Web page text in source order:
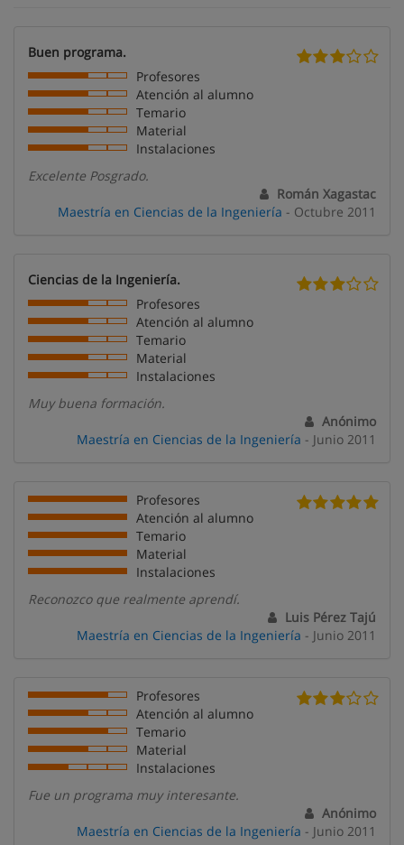
Buen programa.
Profesores
Atención al alumno
Temario
Material
Instalaciones
Excelente Posgrado.
Román Xagastac
Maestría en Ciencias de la Ingeniería - Octubre 2011
Ciencias de la Ingeniería.
Profesores
Atención al alumno
Temario
Material
Instalaciones
Muy buena formación.
Anónimo
Maestría en Ciencias de la Ingeniería - Junio 2011
Profesores
Atención al alumno
Temario
Material
Instalaciones
Reconozco que realmente aprendí.
Luis Pérez Tajú
Maestría en Ciencias de la Ingeniería - Junio 2011
Profesores
Atención al alumno
Temario
Material
Instalaciones
Fue un programa muy interesante.
Anónimo
Maestría en Ciencias de la Ingeniería - Junio 2011